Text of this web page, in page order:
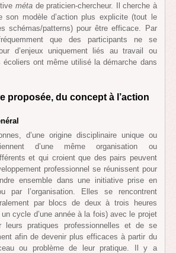
métade praticien-chercheur. Il cherche à
son modèle d’action plus explicite (tout le
schémas/patterns) pour être efficace. Par
que des participants ne se
d’enjeux uniquement liés au travail ou
écoliers ont même utilisé la démarche dans
proposée, du concept à l’action
d’une origine disciplinaire unique ou
d’une même organisation ou
et qui croient que des pairs peuvent
professionnel se réunissent pour
ensemble dans une initiative prise en
par l’organisation. Elles se rencontrent
par blocs de deux à trois heures
cycle d’une année à la fois) avec le projet
leurs pratiques professionnelles et de se
afin de devenir plus efficaces à partir du
ou problème de leur pratique. Il y a